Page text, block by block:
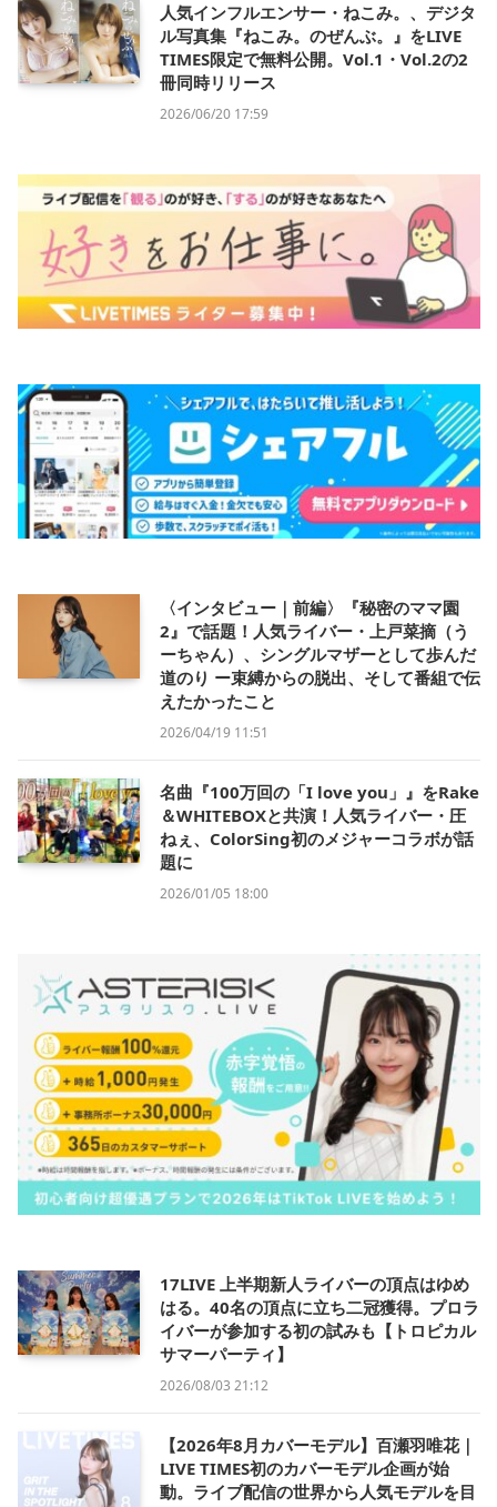
人気インフルエンサー・ねこみ。、デジタ
ル写真集『ねこみ。のぜんぶ。』をLIVE
TIMES限定で無料公開。Vol.1・Vol.2の2
冊同時リリース
2026/06/20 17:59
〈インタビュー｜前編〉『秘密のママ園
2』で話題！人気ライバー・上戸菜摘（う
ーちゃん）、シングルマザーとして歩んだ
道のり ー束縛からの脱出、そして番組で伝
えたかったこと
2026/04/19 11:51
名曲『100万回の「I love you」』をRake
＆WHITEBOXと共演！人気ライバー・圧
ねぇ、ColorSing初のメジャーコラボが話
題に
2026/01/05 18:00
17LIVE 上半期新人ライバーの頂点はゆめ
はる。40名の頂点に立ち二冠獲得。プロラ
イバーが参加する初の試みも【トロピカル
サマーパーティ】
2026/08/03 21:12
【2026年8月カバーモデル】百瀬羽唯花｜
LIVE TIMES初のカバーモデル企画が始
動。ライブ配信の世界から人気モデルを目